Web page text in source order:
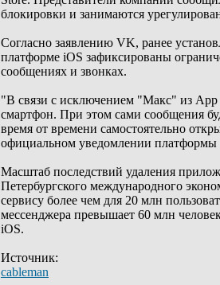
блокировки и занимаются
Согласно заявлению VK, ранее
платформе iOS зафиксированы
сообщениях и звонках.
"В связи с исключением "Макс" из App
смартфон. При этом сами сообщения
время от времени самостоятельно
официальном уведомлении платформы
Масштаб последствий удаления
Петербургского международного
сервису более чем для 20 млн
мессенджера превышает 60 млн
iOS.
Источник:
cableman